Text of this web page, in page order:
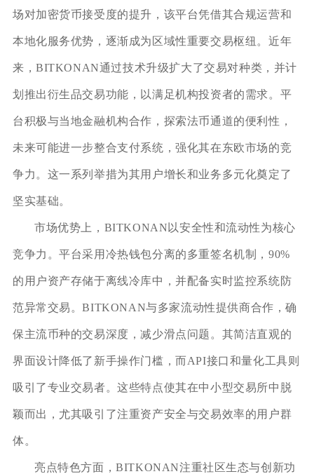
场对加密货币接受度的提升，该平台凭借其合规运营和
本地化服务优势，逐渐成为区域性重要交易枢纽。近年
来，BITKONAN通过技术升级扩大了交易对种类，并计
划推出衍生品交易功能，以满足机构投资者的需求。平
台积极与当地金融机构合作，探索法币通道的便利性，
未来可能进一步整合支付系统，强化其在东欧市场的竞
争力。这一系列举措为其用户增长和业务多元化奠定了
坚实基础。
市场优势上，BITKONAN以安全性和流动性为核心
竞争力。平台采用冷热钱包分离的多重签名机制，90%
的用户资产存储于离线冷库中，并配备实时监控系统防
范异常交易。BITKONAN与多家流动性提供商合作，确
保主流币种的交易深度，减少滑点问题。其简洁直观的
界面设计降低了新手操作门槛，而API接口和量化工具则
吸引了专业交易者。这些特点使其在中小型交易所中脱
颖而出，尤其吸引了注重资产安全与交易效率的用户群
体。
亮点特色方面，BITKONAN注重社区生态与创新功